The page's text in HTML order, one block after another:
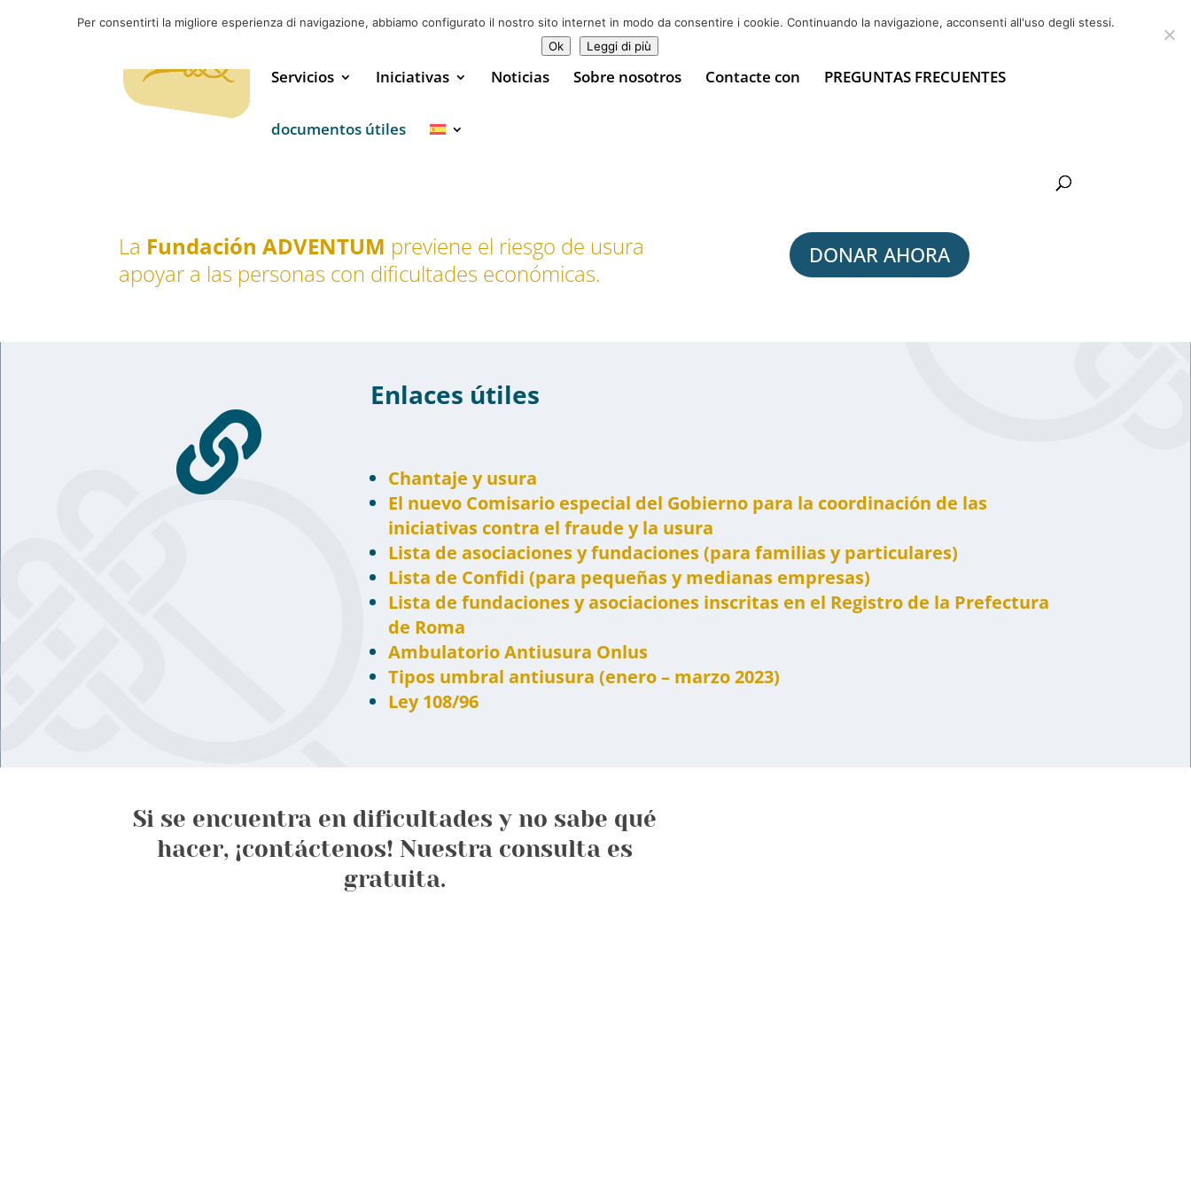
06 39725888 info@adventum.org
Donar ahora
Servicios Iniciativas Noticias Sobre nosotros Contacte con PREGUNTAS FRECUENTES
documentos útiles
La Fundación ADVENTUM previene el riesgo de usura
apoyar a las personas con dificultades económicas.
DONAR AHORA

Enlaces útiles
Chantaje y usura
El nuevo Comisario especial del Gobierno para la coordinación de las
iniciativas contra el fraude y la usura
Lista de asociaciones y fundaciones (para familias y particulares)
Lista de Confidi (para pequeñas y medianas empresas)
Lista de fundaciones y asociaciones inscritas en el Registro de la Prefectura
de Roma
Ambulatorio Antiusura Onlus
Tipos umbral antiusura (enero – marzo 2023)
Ley 108/96
Si se encuentra en dificultades y no sabe qué
hacer, ¡contáctenos! Nuestra consulta es
gratuita.
Per consentirti la migliore esperienza di navigazione, abbiamo configurato il nostro sito internet in modo da consentire i cookie. Continuando la navigazione, acconsenti all'uso degli stessi.
Ok
Leggi di più